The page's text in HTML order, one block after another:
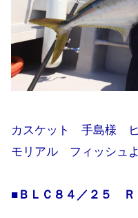
カスケット 手島様
モリアル フィッシュよ
■ＢＬＣ８４／２５